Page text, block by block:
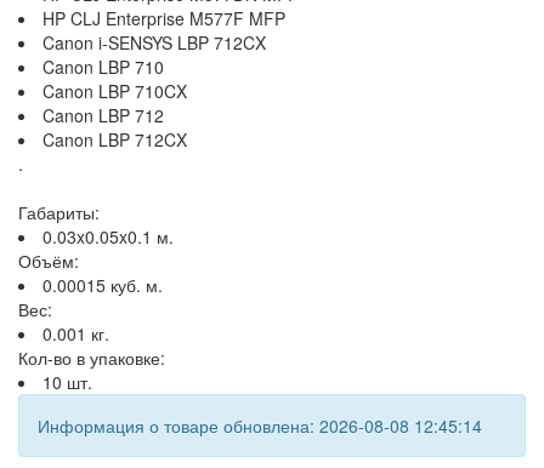
HP CLJ Enterprise M577F MFP
Canon i-SENSYS LBP 712CX
Canon LBP 710
Canon LBP 710CX
Canon LBP 712
Canon LBP 712CX
.
Габариты:
0.03x0.05x0.1 м.
Объём:
0.00015 куб. м.
Вес:
0.001 кг.
Кол-во в упаковке:
10 шт.
Информация о товаре обновлена: 2026-08-08 12:45:14